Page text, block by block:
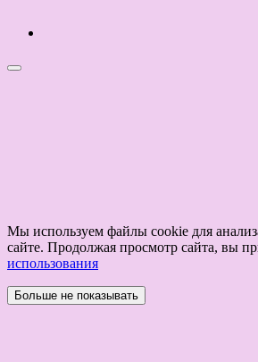
Мы используем файлы cookie для
сайте. Продолжая просмотр сайта, вы
использования
Больше не показывать